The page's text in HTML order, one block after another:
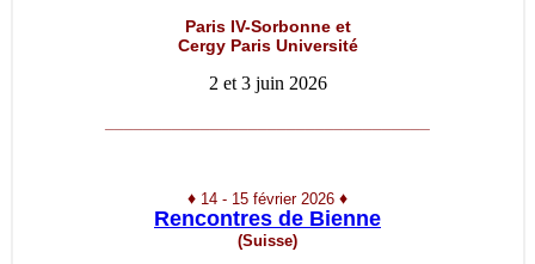
Paris IV-Sorbonne et
Cergy Paris Université
2 et 3 juin 2026
♦ 14 - 15 février 2026 ♦
Rencontres de Bienne
(Suisse)